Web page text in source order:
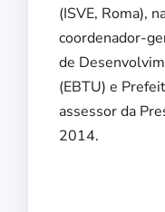
(ISVE, Roma),
coordenador-
de
(EBTU) e
assessor da
2014.